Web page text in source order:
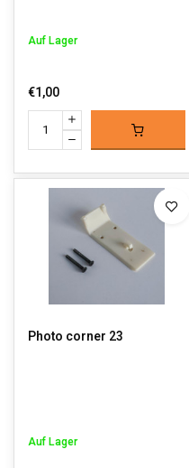
Auf Lager
€1,00
Photo corner 23
Auf Lager